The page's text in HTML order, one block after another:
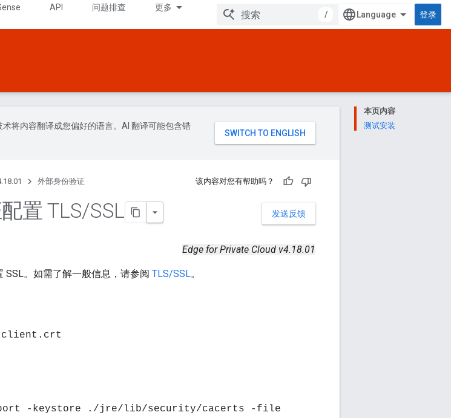
API 问题排查 更多
/ 登录
本页内容
测试安装
术将内容翻译成您偏好的语言。AI 翻译可能包含错
外部身份验证 该内容对您有帮助吗？
发送反馈
置 TLS/SSL
Edge for Private Cloud v4.18.01
SSL。如需了解一般信息，请参阅 TLS/SSL。
-keystore ./jre/lib/security/cacerts -file